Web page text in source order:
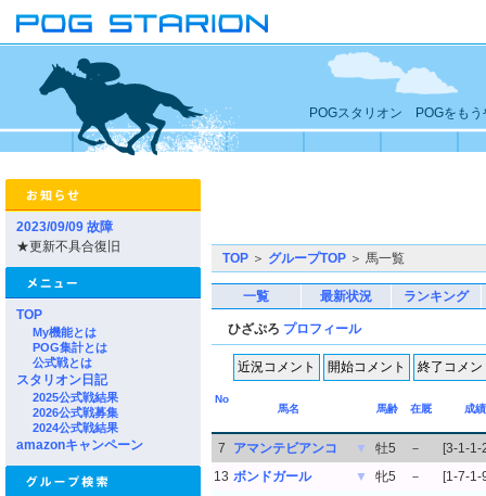
POGスタリオン POGをもう
2023/09/09 故障
★更新不具合復旧
TOP
My機能とは
POG集計とは
公式戦とは
スタリオン日記
2025公式戦結果
2026公式戦募集
2024公式戦結果
amazonキャンペーン
TOP ＞ グループTOP ＞ 馬一覧
一覧 最新状況 ランキング
ひざぷろ プロフィール
No
馬名
馬齢 在厩 成績
7 アマンテビアンコ ▼ 牡5 －
[3-1-1-
13 ボンドガール ▼ 牝5 －
[1-7-1-